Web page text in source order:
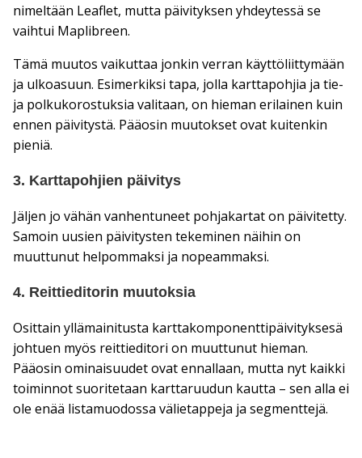
nimeltään Leaflet, mutta päivityksen yhdeytessä se
vaihtui Maplibreen.
Tämä muutos vaikuttaa jonkin verran käyttöliittymään
ja ulkoasuun. Esimerkiksi tapa, jolla karttapohjia ja tie-
ja polkukorostuksia valitaan, on hieman erilainen kuin
ennen päivitystä. Pääosin muutokset ovat kuitenkin
pieniä.
3. Karttapohjien päivitys
Jäljen jo vähän vanhentuneet pohjakartat on päivitetty.
Samoin uusien päivitysten tekeminen näihin on
muuttunut helpommaksi ja nopeammaksi.
4. Reittieditorin muutoksia
Osittain yllämainitusta karttakomponenttipäivityksesä
johtuen myös reittieditori on muuttunut hieman.
Pääosin ominaisuudet ovat ennallaan, mutta nyt kaikki
toiminnot suoritetaan karttaruudun kautta – sen alla ei
ole enää listamuodossa välietappeja ja segmenttejä.